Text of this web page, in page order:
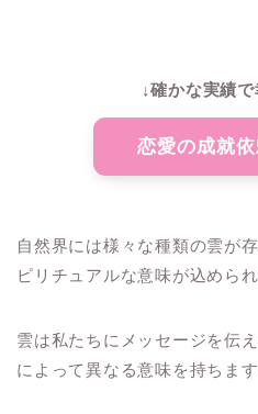
↓確かな実績
恋愛の成就
自然界には様々な種類の雲が
ピリチュアルな意味が込められ
雲は私たちにメッセージを伝
によって異なる意味を持ちます